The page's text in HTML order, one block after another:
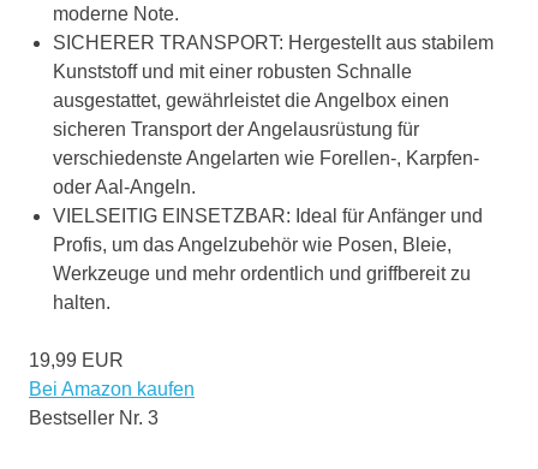
moderne Note.
SICHERER TRANSPORT: Hergestellt aus stabilem
Kunststoff und mit einer robusten Schnalle
ausgestattet, gewährleistet die Angelbox einen
sicheren Transport der Angelausrüstung für
verschiedenste Angelarten wie Forellen-, Karpfen-
oder Aal-Angeln.
VIELSEITIG EINSETZBAR: Ideal für Anfänger und
Profis, um das Angelzubehör wie Posen, Bleie,
Werkzeuge und mehr ordentlich und griffbereit zu
halten.
19,99 EUR
Bei Amazon kaufen
Bestseller Nr. 3